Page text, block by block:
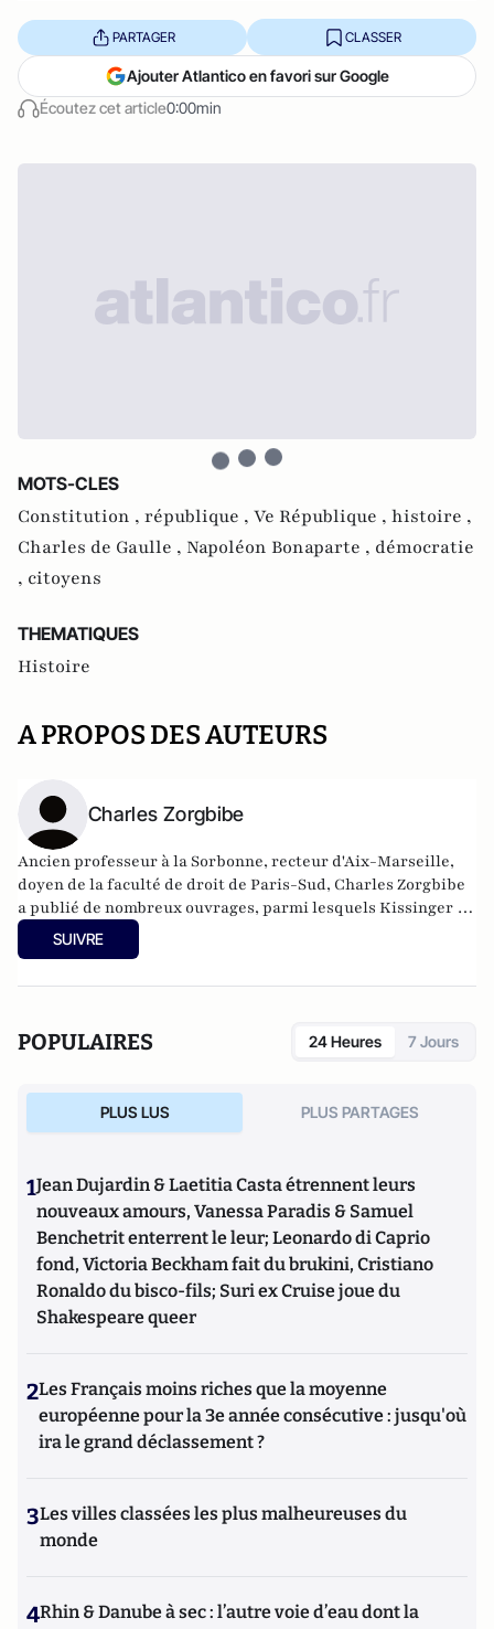
Écoutez cet article0:00min
PARTAGER CLASSER
Ajouter Atlantico en favori sur Google
MOTS-CLES
Constitution , république , Ve République , histoire ,
Charles de Gaulle , Napoléon Bonaparte , démocratie
, citoyens
THEMATIQUES
Histoire
A PROPOS DES AUTEURS
Charles Zorgbibe
Ancien professeur à la Sorbonne, recteur d'Aix-Marseille,
doyen de la faculté de droit de Paris-Sud, Charles Zorgbibe
a publié de nombreux ouvrages, parmi lesquels Kissinger et
Les Éminences grises , aux Éditions du Cerf.
SUIVRE
POPULAIRES 24 Heures 7 Jours
PLUS LUS PLUS PARTAGES
1Jean Dujardin & Laetitia Casta étrennent leurs
nouveaux amours, Vanessa Paradis & Samuel
Benchetrit enterrent le leur; Leonardo di Caprio
fond, Victoria Beckham fait du brukini, Cristiano
Ronaldo du bisco-fils; Suri ex Cruise joue du
Shakespeare queer
2Les Français moins riches que la moyenne
européenne pour la 3e année consécutive : jusqu'où
ira le grand déclassement ?
3Les villes classées les plus malheureuses du
monde
4Rhin & Danube à sec : l’autre voie d’eau dont la